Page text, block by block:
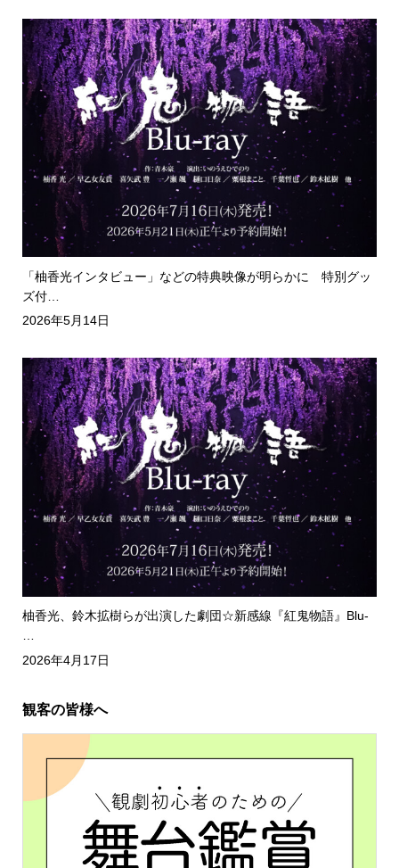
「柚香光インタビュー」などの特典映像が明らかに 特別グッ
ズ付…
2026年5月14日
柚香光、鈴木拡樹らが出演した劇団☆新感線『紅鬼物語』Blu-
2026年4月17日
観客の皆様へ